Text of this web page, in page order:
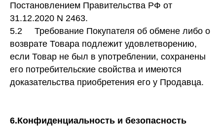
Постановлением Правительства РФ от
31.12.2020 N 2463.
5.2 Требование Покупателя об обмене либо о
возврате Товара подлежит удовлетворению,
если Товар не был в употреблении, сохранены
его потребительские свойства и имеются
доказательства приобретения его у Продавца.
6.Конфиденциальность и безопасность